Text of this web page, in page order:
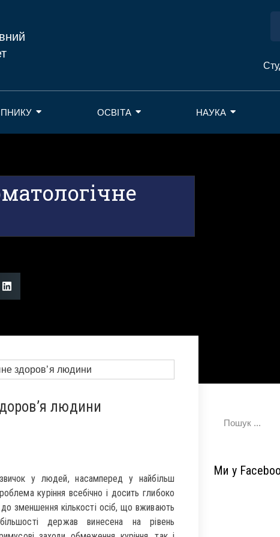
ОСВІТА НАУКА
людини
у людей, насамперед у найбільш
куріння всебічно і досить глибоко
до зменшення кількості осіб, що вживають
держав винесена на рівень
Ми у